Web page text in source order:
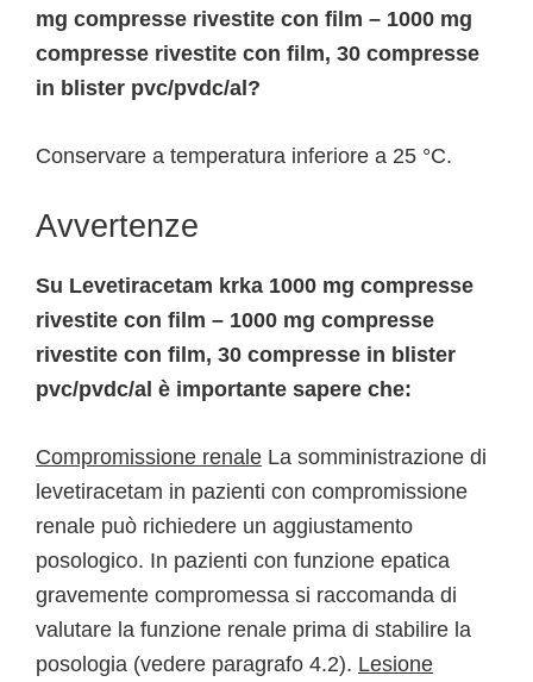
mg compresse rivestite con film – 1000 mg
compresse rivestite con film, 30 compresse
in blister pvc/pvdc/al?
Conservare a temperatura inferiore a 25 °C.
Avvertenze
Su Levetiracetam krka 1000 mg compresse
rivestite con film – 1000 mg compresse
rivestite con film, 30 compresse in blister
pvc/pvdc/al è importante sapere che:
Compromissione renale La somministrazione di
levetiracetam in pazienti con compromissione
renale può richiedere un aggiustamento
posologico. In pazienti con funzione epatica
gravemente compromessa si raccomanda di
valutare la funzione renale prima di stabilire la
posologia (vedere paragrafo 4.2). Lesione